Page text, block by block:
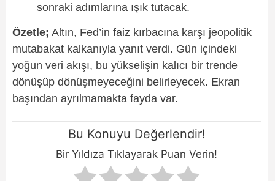
sonraki adımlarına ışık tutacak.
Özetle; Altın, Fed’in faiz kırbacına karşı jeopolitik
mutabakat kalkanıyla yanıt verdi. Gün içindeki
yoğun veri akışı, bu yükselişin kalıcı bir trende
dönüşüp dönüşmeyeceğini belirleyecek. Ekran
başından ayrılmamakta fayda var.
Bu Konuyu Değerlendir!
Bir Yıldıza Tıklayarak Puan Verin!